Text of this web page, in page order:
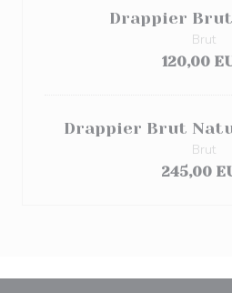
Drappier
Brut
120,00
Drappier Brut
Brut
245,00